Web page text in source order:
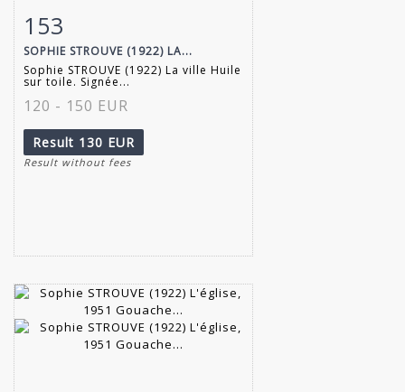
Item detail
153
SOPHIE STROUVE (1922) LA...
Sophie STROUVE (1922) La ville Huile
sur toile. Signée...
120 - 150 EUR
Result 130 EUR
Result without fees